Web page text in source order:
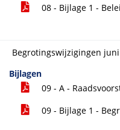
08 - Bijlage 1 -
Begrotingswijzigingen
Bijlagen
09 - A -
09 - Bijlage 1 -